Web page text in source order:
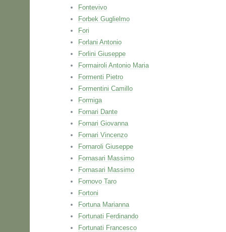
Fontevivo
Forbek Guglielmo
Fori
Forlani Antonio
Forlini Giuseppe
Formairoli Antonio Maria
Formenti Pietro
Formentini Camillo
Formiga
Fornari Dante
Fornari Giovanna
Fornari Vincenzo
Fornaroli Giuseppe
Fornasari Massimo
Fornasari Massimo
Fornovo Taro
Fortoni
Fortuna Marianna
Fortunati Ferdinando
Fortunati Francesco